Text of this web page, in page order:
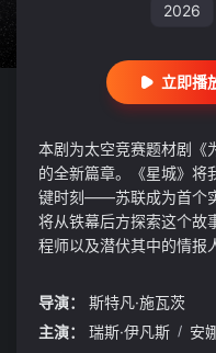
2026
立即播
本剧为太空竞赛题材剧《
的全新篇章。《星城》将
键时刻——苏联成为首个
将从铁幕后方探索这个故
程师以及潜伏其中的情报
导演：
斯特凡·施瓦茨
主演：
瑞斯·伊凡斯 / 安